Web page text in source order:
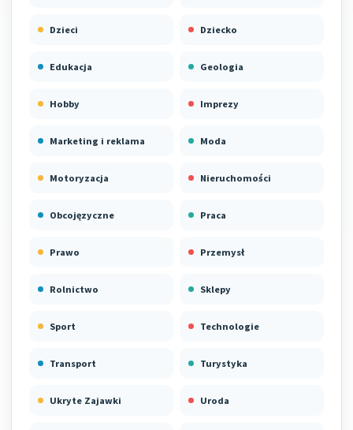
Dzieci Dziecko
Edukacja Geologia
Hobby Imprezy
Marketing i reklama Moda
Motoryzacja Nieruchomości
Obcojęzyczne Praca
Prawo Przemysł
Rolnictwo Sklepy
Sport Technologie
Transport Turystyka
Ukryte Zajawki Uroda